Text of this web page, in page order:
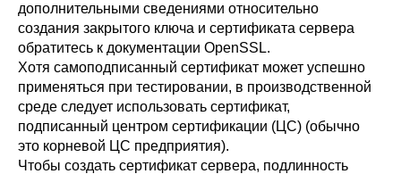
дополнительными сведениями относительно
создания закрытого ключа и сертификата сервера
обратитесь к документации OpenSSL.
Хотя самоподписанный сертификат может успешно
применяться при тестировании, в производственной
среде следует использовать сертификат,
подписанный центром сертификации (ЦС) (обычно
это корневой ЦС предприятия).
Чтобы создать сертификат сервера, подлинность